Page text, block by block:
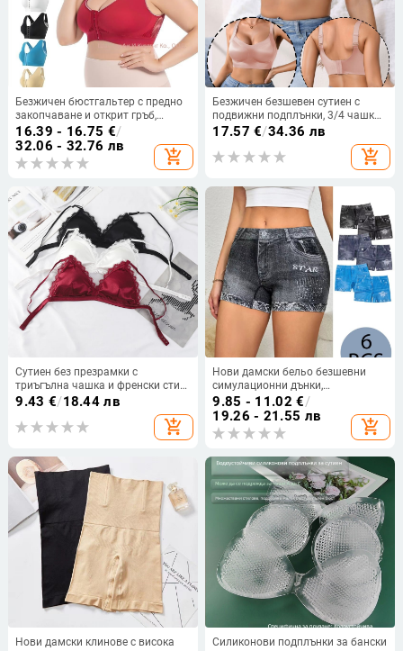
Безжичен бюстгальтер с предно
закопчаване и открит гръб,
дишащ и удобен; чашка 3/4 с
чаши от спондж; основна
материя: нейлон с 50–70%
еластан; подплата: еластан 30–
16.39 - 16.75 €/
32.06 - 32.76 лв
add_shopping_cart
Безжичен безшевен сутиен с
подвижни подплънки, 3/4 чашка,
сменяеми двойни презрамки и
четириредово закопчаване отзад
17.57 €/34.36 лв
add_shopping_cart
Сутиен без презрамки с
триъгълна чашка и френски стил,
без банели, регулируеми
подплънки за гърди
9.43 €/18.44 лв
add_shopping_cart
Нови дамски бельо безшевни
симулационни дънки,
трансгранични европейски и
американски размери, талия,
еластични дишащи, удобни
клинове
9.85 - 11.02 €/
19.26 - 21.55 лв
add_shopping_cart
Нови дамски клинове с висока
Силиконови подплънки за бански